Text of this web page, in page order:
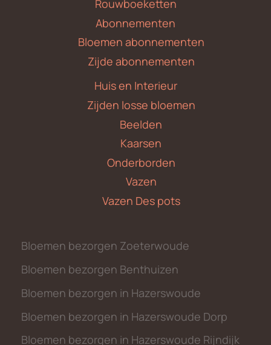
Rouwboeketten
Abonnementen
Bloemen abonnementen
Zijde abonnementen
Huis en Interieur
Zijden losse bloemen
Beelden
Kaarsen
Onderborden
Vazen
Vazen Des pots
Bloemen bezorgen Zoeterwoude
Bloemen bezorgen Benthuizen
Bloemen bezorgen in Hazerswoude
Bloemen bezorgen in Hazerswoude Dorp
Bloemen bezorgen in Hazerswoude Rijndijk